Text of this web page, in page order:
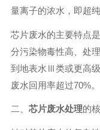
量离子的浓水，即超
芯片废水的主要特点
分污染物毒性高、处
到地表水Ⅲ类或更高
废水回用率超过70%。
二、 芯片废水处理的